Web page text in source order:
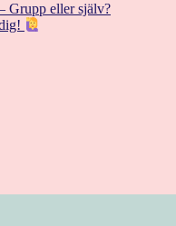
Grupp eller själv?